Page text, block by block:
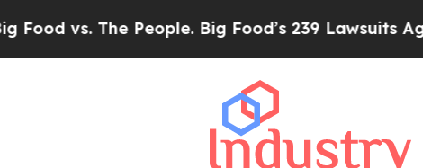
vs. The People. Big Food’s 239 Lawsuits